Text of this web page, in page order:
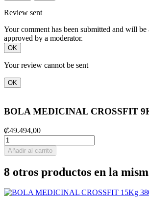
Review sent
Your comment has been submitted and will be
approved by a moderator.
OK
Your review cannot be sent
OK
BOLA MEDICINAL CROSSFIT
₡49.494,00
Añadir al carrito
8 otros productos en la